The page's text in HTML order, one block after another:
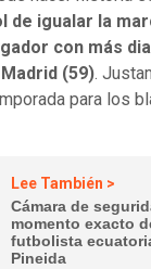
de igualar la
con más
(59) .
para los
Lee También >
Cámara de
momento exacto
futbolista
Pineida